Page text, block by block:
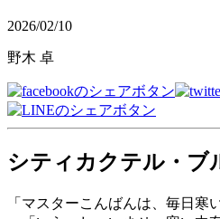
2026/02/10
野木 卓
シティカクテル・ブ
「マスターこんばんは、毎日寒